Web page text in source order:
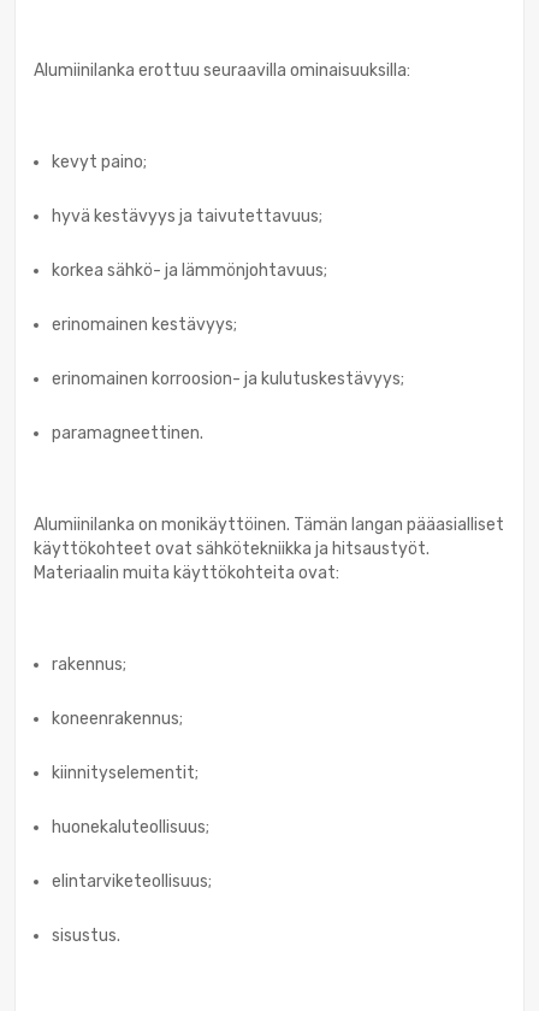
Alumiinilanka erottuu seuraavilla ominaisuuksilla:
kevyt paino;
hyvä kestävyys ja taivutettavuus;
korkea sähkö- ja lämmönjohtavuus;
erinomainen kestävyys;
erinomainen korroosion- ja kulutuskestävyys;
paramagneettinen.
Alumiinilanka on monikäyttöinen. Tämän langan pääasialliset
käyttökohteet ovat sähkötekniikka ja hitsaustyöt.
Materiaalin muita käyttökohteita ovat:
rakennus;
koneenrakennus;
kiinnityselementit;
huonekaluteollisuus;
elintarviketeollisuus;
sisustus.